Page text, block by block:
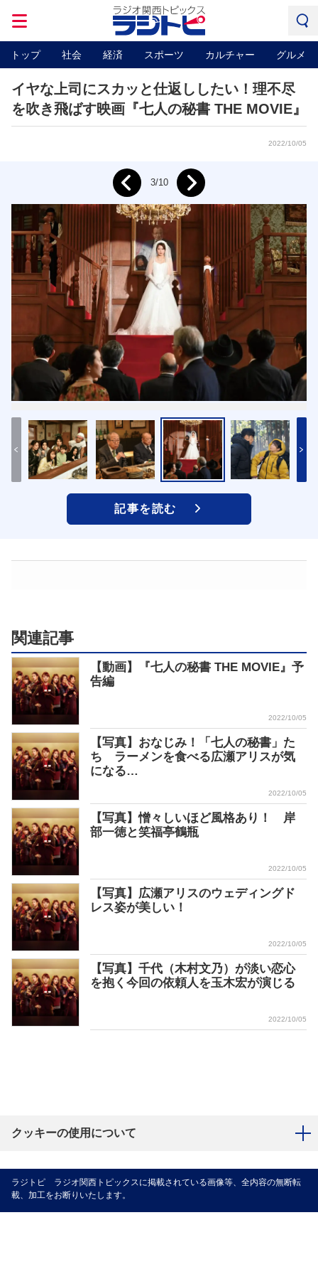
トップ 社会 経済 スポーツ カルチャー グルメ
イヤな上司にスカッと仕返ししたい！理不尽
を吹き飛ばす映画『七人の秘書 THE MOVIE』
2022/10/05
3/10
記事を読む
関連記事
【動画】『七人の秘書 THE MOVIE』予
告編
2022/10/05
【写真】おなじみ！「七人の秘書」た
ち ラーメンを食べる広瀬アリスが気
になる…
2022/10/05
【写真】憎々しいほど風格あり！ 岸
部一徳と笑福亭鶴瓶
2022/10/05
【写真】広瀬アリスのウェディングド
レス姿が美しい！
2022/10/05
【写真】千代（木村文乃）が淡い恋心
を抱く今回の依頼人を玉木宏が演じる
2022/10/05
クッキーの使用について
ラジトピ ラジオ関西トピックスに掲載されている画像等、全内容の無断転
載、加工をお断りいたします。